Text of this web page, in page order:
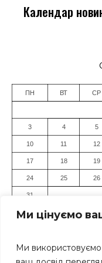
Ми цінуємо
Ми
Календар
ПН ВТ СР
3 4 5
10 11 12
17 18 19
24 25 26
31